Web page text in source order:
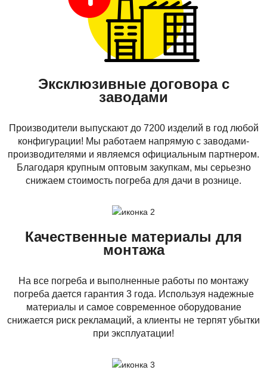
Эксклюзивные договора с
заводами
Производители выпускают до 7200 изделий в год любой
конфигурации! Мы работаем напрямую с заводами-
производителями и являемся официальным партнером.
Благодаря крупным оптовым закупкам, мы серьезно
снижаем стоимость погреба для дачи в рознице.
Качественные материалы для
монтажа
На все погреба и выполненные работы по монтажу
погреба дается гарантия 3 года. Используя надежные
материалы и самое современное оборудование
снижается риск рекламаций, а клиенты не терпят убытки
при эксплуатации!